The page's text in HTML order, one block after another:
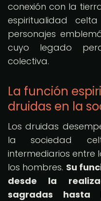
conexión con la
espiritualidad
personajes
cuyo legado
colectiva.
La función
druidas en la
Los druidas
la sociedad
intermediarios entre
los hombres. Su
desde la
sagradas hasta